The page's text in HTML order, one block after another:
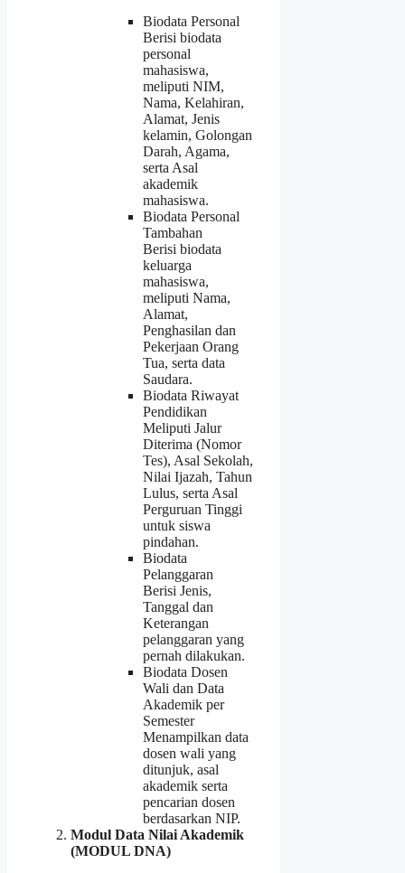
Biodata Personal
Berisi biodata
personal
mahasiswa,
meliputi NIM,
Nama, Kelahiran,
Alamat, Jenis
kelamin, Golongan
Darah, Agama,
serta Asal
akademik
mahasiswa.
Biodata Personal
Tambahan
Berisi biodata
keluarga
mahasiswa,
meliputi Nama,
Alamat,
Penghasilan dan
Pekerjaan Orang
Tua, serta data
Saudara.
Biodata Riwayat
Pendidikan
Meliputi Jalur
Diterima (Nomor
Tes), Asal Sekolah,
Nilai Ijazah, Tahun
Lulus, serta Asal
Perguruan Tinggi
untuk siswa
pindahan.
Biodata
Pelanggaran
Berisi Jenis,
Tanggal dan
Keterangan
pelanggaran yang
pernah dilakukan.
Biodata Dosen
Wali dan Data
Akademik per
Semester
Menampilkan data
dosen wali yang
ditunjuk, asal
akademik serta
pencarian dosen
berdasarkan NIP.
Modul Data Nilai Akademik
(MODUL DNA)